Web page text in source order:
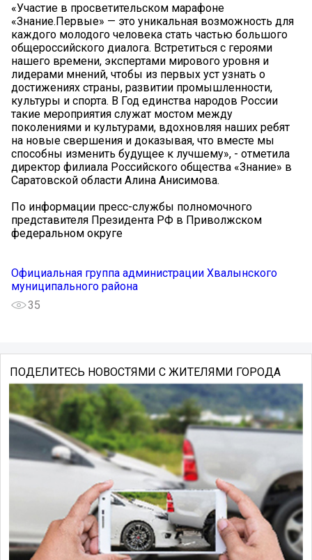
«Участие в просветительском марафоне
«Знание.Первые» — это уникальная возможность для
каждого молодого человека стать частью большого
общероссийского диалога. Встретиться с героями
нашего времени, экспертами мирового уровня и
лидерами мнений, чтобы из первых уст узнать о
достижениях страны, развитии промышленности,
культуры и спорта. В Год единства народов России
такие мероприятия служат мостом между
поколениями и культурами, вдохновляя наших ребят
на новые свершения и доказывая, что вместе мы
способны изменить будущее к лучшему», - отметила
директор филиала Российского общества «Знание» в
Саратовской области Алина Анисимова.
По информации пресс-службы полномочного
представителя Президента РФ в Приволжском
федеральном округе
Официальная группа администрации Хвалынского
муниципального района
35
ПОДЕЛИТЕСЬ НОВОСТЯМИ С ЖИТЕЛЯМИ ГОРОДА